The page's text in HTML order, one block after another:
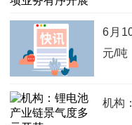
6月
元/吨
机构